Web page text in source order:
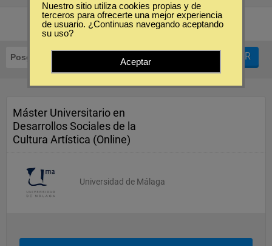
Posgrados Educación Artística FILTRAR
Máster Universitario en
Desarrollos Sociales de la
Cultura Artística (Online)
Universidad de Málaga
Nuestro sitio utiliza cookies propias y de
terceros para ofrecerte una mejor experiencia
de usuario. ¿Continuas navegando aceptando
su uso?
Aceptar